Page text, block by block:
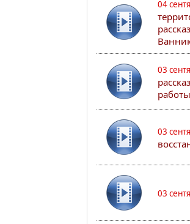
04
03
03
03